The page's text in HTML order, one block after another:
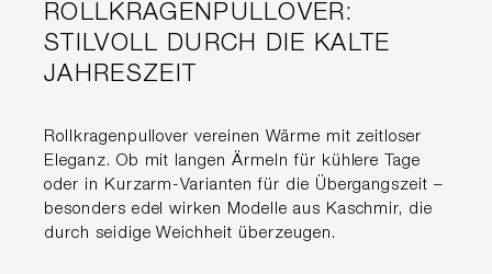
ROLLKRAGENPULLOVER:
STILVOLL DURCH DIE KALTE
JAHRESZEIT
Rollkragenpullover vereinen Wärme mit zeitloser
Eleganz. Ob mit langen Ärmeln für kühlere Tage
oder in Kurzarm-Varianten für die Übergangszeit –
besonders edel wirken Modelle aus Kaschmir, die
durch seidige Weichheit überzeugen.